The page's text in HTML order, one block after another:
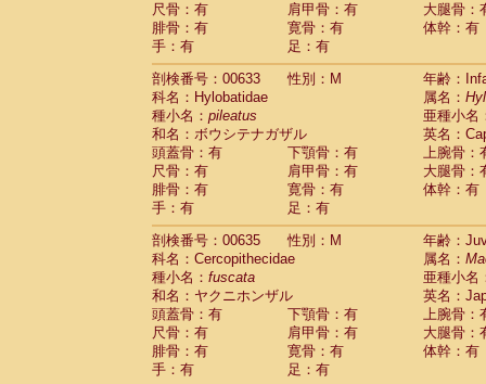
尺骨：有
肩甲骨：有
大腿骨：
腓骨：有
寛骨：有
体幹：有
手：有
足：有
剖検番号：00633
性別：M
年齢：
科名：Hylobatidae
属名：
種小名： pileatus
亜種小名
和名：ボウシテナガザル
英名：
頭蓋骨：有
下顎骨：有
上腕骨：
尺骨：有
肩甲骨：有
大腿骨：
腓骨：有
寛骨：有
体幹：有
手：有
足：有
剖検番号：00635
性別：M
年齢：
科名：Cercopithecidae
属名：
種小名： fuscata
亜種小名
和名：ヤクニホンザル
英名：
頭蓋骨：有
下顎骨：有
上腕骨：
尺骨：有
肩甲骨：有
大腿骨：
腓骨：有
寛骨：有
体幹：有
手：有
足：有